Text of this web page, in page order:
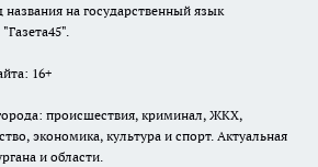
на государственный язык
16+
происшествия, криминал, ЖКХ,
экономика, культура и спорт. Актуальная
и области.